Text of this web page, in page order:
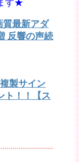
す★
質最新アダ
反響の声続
製サイン
ト！！【ス